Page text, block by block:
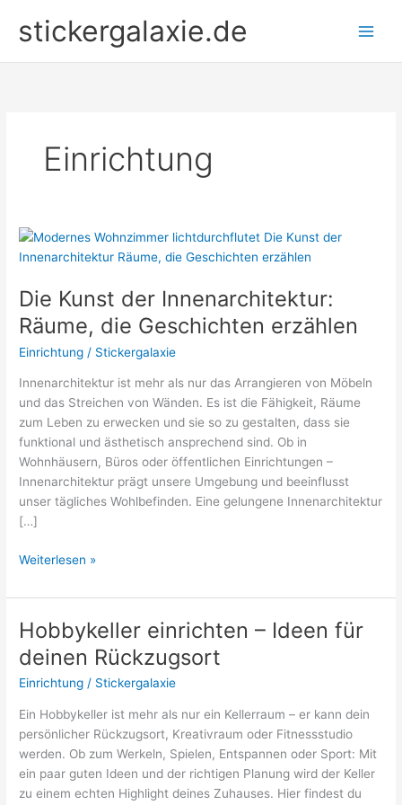
Inhaltstickergalaxie.de
Einrichtung
Die Kunst der Innenarchitektur:
Räume, die Geschichten erzählen
Einrichtung / Stickergalaxie
Innenarchitektur ist mehr als nur das Arrangieren von Möbeln
und das Streichen von Wänden. Es ist die Fähigkeit, Räume
zum Leben zu erwecken und sie so zu gestalten, dass sie
funktional und ästhetisch ansprechend sind. Ob in
Wohnhäusern, Büros oder öffentlichen Einrichtungen –
Innenarchitektur prägt unsere Umgebung und beeinflusst
unser tägliches Wohlbefinden. Eine gelungene Innenarchitektur
[…]
Die
der
Räume,
die
Geschichten
Weiterlesen »
Hobbykeller einrichten – Ideen für
deinen Rückzugsort
Einrichtung / Stickergalaxie
Ein Hobbykeller ist mehr als nur ein Kellerraum – er kann dein
persönlicher Rückzugsort, Kreativraum oder Fitnessstudio
werden. Ob zum Werkeln, Spielen, Entspannen oder Sport: Mit
ein paar guten Ideen und der richtigen Planung wird der Keller
zu einem echten Highlight deines Zuhauses. Hier findest du